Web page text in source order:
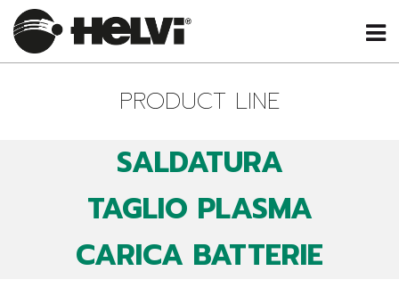
PRODUCT LINE
SALDATURA
TAGLIO PLASMA
CARICA BATTERIE